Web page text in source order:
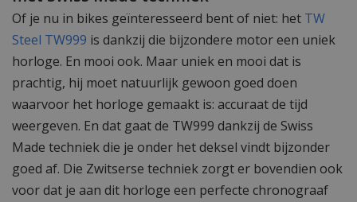
Of je nu in bikes geïnteresseerd bent of niet: het TW
Steel TW999 is dankzij die bijzondere motor een uniek
horloge. En mooi ook. Maar uniek en mooi dat is
prachtig, hij moet natuurlijk gewoon goed doen
waarvoor het horloge gemaakt is: accuraat de tijd
weergeven. En dat gaat de TW999 dankzij de Swiss
Made techniek die je onder het deksel vindt bijzonder
goed af. Die Zwitserse techniek zorgt er bovendien ook
voor dat je aan dit horloge een perfecte chronograaf